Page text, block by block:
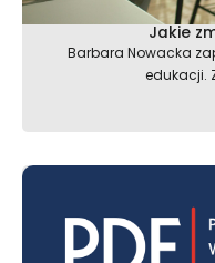
Jakie
Barbara Nowacka
edukacji.